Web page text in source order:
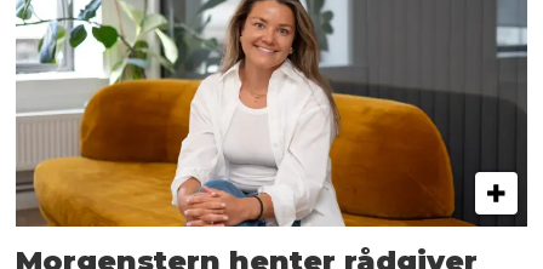
Morgenstern henter rådgiver